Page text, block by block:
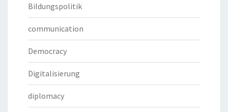
Bildungspolitik
communication
Democracy
Digitalisierung
diplomacy